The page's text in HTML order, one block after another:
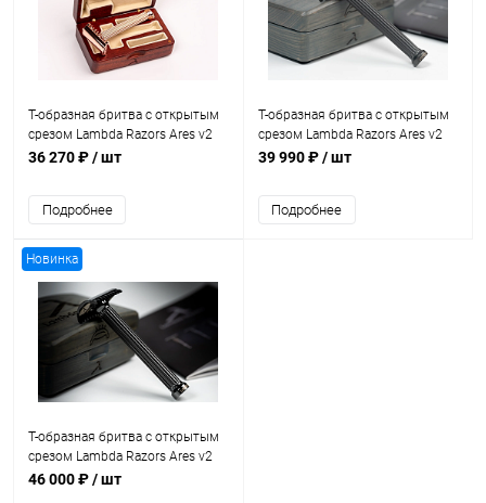
Т-образная бритва с открытым
срезом Lambda Razors Ares v2
Cooper
36 270 ₽/ шт
Подробнее
Т-образная бритва с открытым
срезом Lambda Razors Ares v2
Stainless Steel DLC Satin
39 990 ₽/ шт
Подробнее
Новинка
Т-образная бритва с открытым
срезом Lambda Razors Ares v2
Stainless Steel DLC
46 000 ₽/ шт